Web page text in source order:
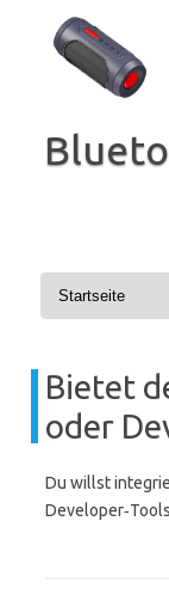
Inhalt
springen
Bietet
oder
Du willst